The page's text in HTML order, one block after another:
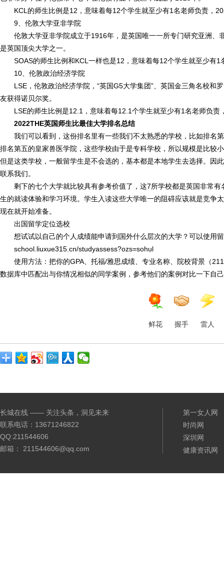
KCL的师生比例是12，意味着每12个学生就至少有1名老师负责，
9、伦敦大学亚非学院
伦敦大学亚非学院成立于1916年，是英国唯一一所专门研究亚洲
是英国顶尖大学之一。
SOAS的师生比例和KCL一样也是12，意味着每12个学生就至少有
10、伦敦政治经济学院
LSE，伦敦政治经济学院，“英国G5大学集团”、英国金三角名校
友获得诺贝尔奖。
LSE的师生比例是12.1，意味着每12.1个学生就至少有1名老师负
2022THE英国师生比最佳大学排名总结
我们可以看到，这份排名里有一些我们不太熟悉的学校，比如排名
排名第五的皇家兽医学院，这些学校由于是专科学校，所以规模是比较
但是这类学校，一般留学生是不会选的，基本都是本地学生去选择。因
联系我们。
剩下的七个大学就比较具有参考价值了，这7所学校都是英国非常
生的就读体验和学习环境。学生入读这些大学唯一的阻碍应该就是竞争
现在就开始准备。
出国留学定位选校
想试试以自己的个人成绩能申请到国外什么层次的大学？可以使用
school.liuxue315.cn/studyassess?ozs=sohul
使用方法：把你的GPA、托福/雅思成绩、专业名称、院校背景（
数据库中匹配出与你情况相似的同学案例，参考他们的案例对比一下自
鲜花 握手 雷人
长城在线 —— 关注头条，洞见未来
联系电话：13671246822
QQ:211544606
邮箱： 211544606@qq.com
第一女人网
时尚网
深圳网
健康资讯网